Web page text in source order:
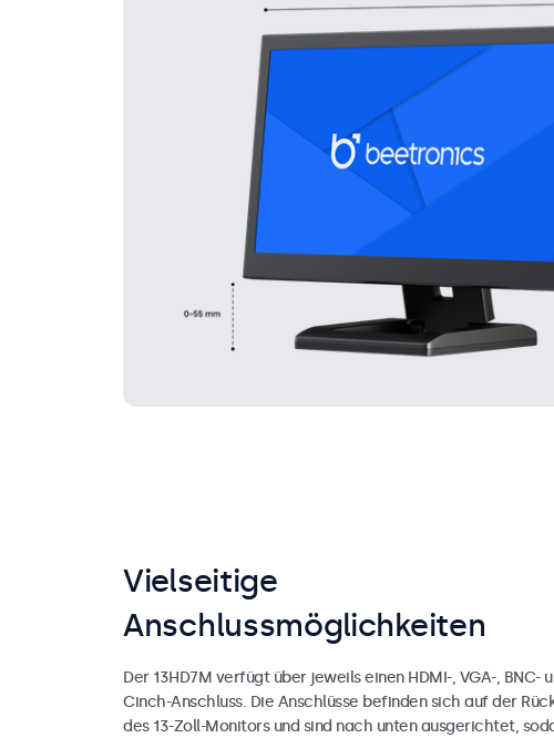
Vielseitige
Anschlussmöglichkeiten
Der 13HD7M verfügt über jeweils einen HDMI-, VGA-, BNC-
Cinch-Anschluss. Die Anschlüsse befinden sich auf der
des 13-Zoll-Monitors und sind nach unten ausgerichtet,